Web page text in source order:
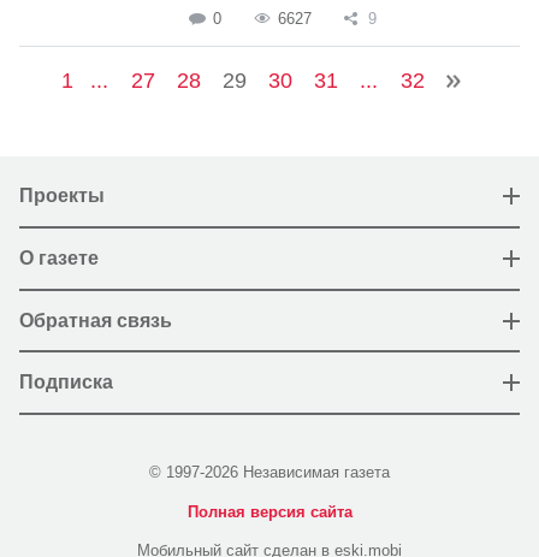
0 6627 9
1 ... 27 28 29 30 31 ... 32
Проекты
О газете
Обратная связь
Подписка
© 1997-2026 Независимая газета
Полная версия сайта
Мобильный сайт сделан в eski.mobi